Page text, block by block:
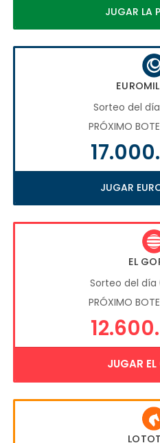
JUGAR LA
Sorteo del
PRÓXIMO
JUGAR
EL
Sorteo del
PRÓXIMO
JUGAR